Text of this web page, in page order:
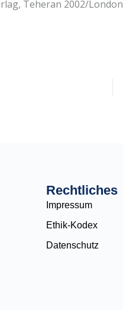
Teheran 2002/
Rechtliches
Impressum
Ethik-Kodex
Datenschutz